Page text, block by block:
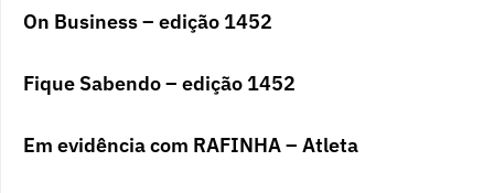
On Business – edição 1452
Fique Sabendo – edição 1452
Em evidência com RAFINHA – Atleta